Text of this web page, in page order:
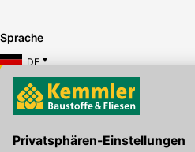
Sprache
DE
Hier gibt's die kostenlose App